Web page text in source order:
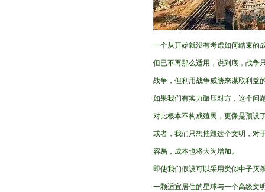
一个从开始就没有考虑如何结束的
但已不再那么适用，说到底，战争
战争，但利用战争威胁来谋取利益
如果我们有实力碾压对方，这个问
对比根本不构成殖民，更像是预设
或者，我们只想摧毁这个文明，对
容易，成本也将大为增加。
即使我们假设可以采用类似中子灭
一颗适宜居住的星球与一个高级文